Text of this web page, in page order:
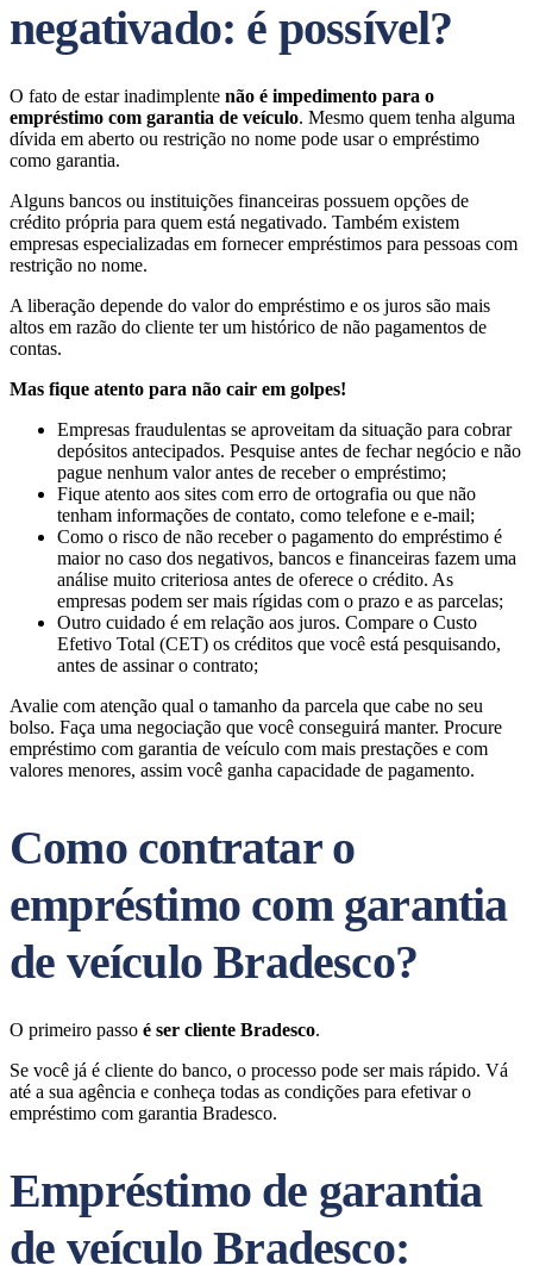
negativado: é possível?
O fato de estar inadimplente não é impedimento para o
empréstimo com garantia de veículo. Mesmo quem tenha alguma
dívida em aberto ou restrição no nome pode usar o empréstimo
como garantia.
Alguns bancos ou instituições financeiras possuem opções de
crédito própria para quem está negativado. Também existem
empresas especializadas em fornecer empréstimos para pessoas com
restrição no nome.
A liberação depende do valor do empréstimo e os juros são mais
altos em razão do cliente ter um histórico de não pagamentos de
contas.
Mas fique atento para não cair em golpes!
Empresas fraudulentas se aproveitam da situação para cobrar
depósitos antecipados. Pesquise antes de fechar negócio e não
pague nenhum valor antes de receber o empréstimo;
Fique atento aos sites com erro de ortografia ou que não
tenham informações de contato, como telefone e e-mail;
Como o risco de não receber o pagamento do empréstimo é
maior no caso dos negativos, bancos e financeiras fazem uma
análise muito criteriosa antes de oferece o crédito. As
empresas podem ser mais rígidas com o prazo e as parcelas;
Outro cuidado é em relação aos juros. Compare o Custo
Efetivo Total (CET) os créditos que você está pesquisando,
antes de assinar o contrato;
Avalie com atenção qual o tamanho da parcela que cabe no seu
bolso. Faça uma negociação que você conseguirá manter. Procure
empréstimo com garantia de veículo com mais prestações e com
valores menores, assim você ganha capacidade de pagamento.
Como contratar o
empréstimo com garantia
de veículo Bradesco?
O primeiro passo é ser cliente Bradesco.
Se você já é cliente do banco, o processo pode ser mais rápido. Vá
até a sua agência e conheça todas as condições para efetivar o
empréstimo com garantia Bradesco.
Empréstimo de garantia
de veículo Bradesco: